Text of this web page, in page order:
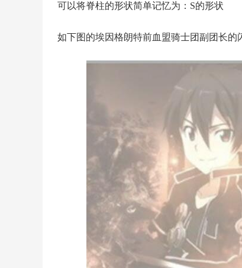
可以将脊柱的形状简单记忆为：S的形状
如下图的埃因格朗特前血盟骑士团副团长的